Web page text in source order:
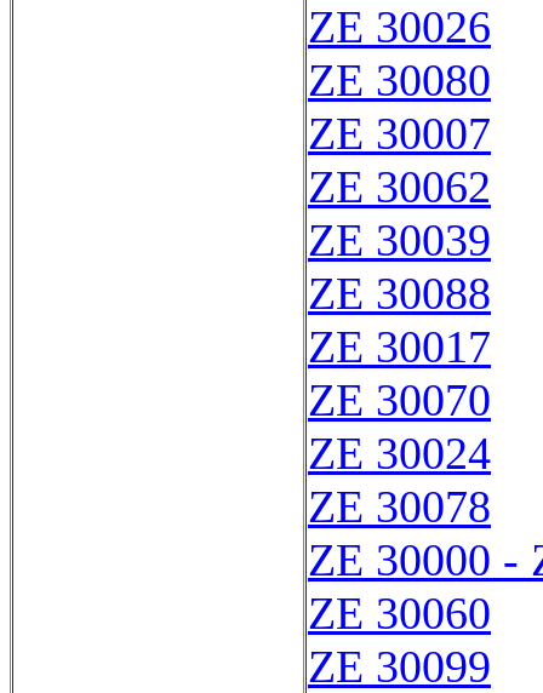
ZE 30026
ZE 30080
ZE 30007
ZE 30062
ZE 30039
ZE 30088
ZE 30017
ZE 30070
ZE 30024
ZE 30078
ZE 30000 -
ZE 30060
ZE 30099